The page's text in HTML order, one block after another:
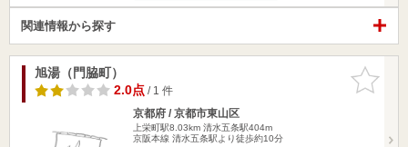
関連情報から探す
お気に入
りに追加
旭湯（門脇町）
2.0点/ 1 件
京都府 / 京都市東山区
上栄町駅8.03km 清水五条駅404m
京阪本線 清水五条駅より徒歩約10分